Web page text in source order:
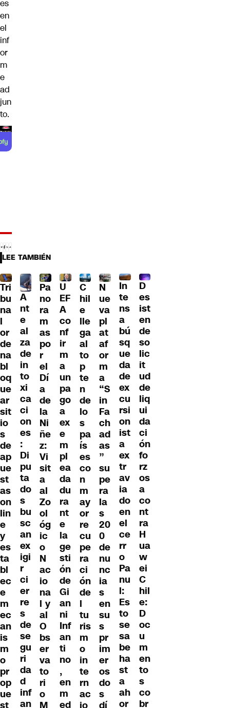
es
en
el
inf
or
m
e
ad
jun
to.
LEE TAMBIÉN
Tri
bu
na
l
or
de
na
bl
oq
ue
ar
sit
io
s
de
ap
ue
st
as
on
lin
e
y
es
ta
bl
ec
e
m
ec
an
is
m
o
pr
op
ue
st
A
nt
e
al
za
de
in
to
xi
ca
ci
on
es
:
Di
pu
ta
do
s
bu
sc
an
ex
igi
r
ci
er
re
s
de
se
gu
ri
da
d
inf
an
Pa
no
ra
m
as
po
r
el
Dí
a
de
la
Ni
ñe
z:
Vi
sit
a
al
Zo
ol
óg
ic
o
N
ac
io
na
l y
al
O
bs
er
va
to
ri
o
M
U
EF
A
co
nf
ir
m
a
un
pa
go
a
ex
e
m
pl
ea
da
du
ra
nt
e
la
ge
sti
ón
de
Gi
an
ni
Inf
an
ti
no
,
en
m
ed
C
hil
e
lle
ga
al
to
p
te
n
de
lo
s
pa
ís
es
co
n
m
ay
or
re
cu
pe
ra
ci
ón
de
l
tu
ris
m
o
in
te
rn
ac
io
N
ue
va
pl
at
af
or
m
a
“S
in
Fa
ch
ad
as
”
su
pe
ra
la
s
20
0
de
nu
nc
ia
s
en
su
s
pr
im
er
os
do
s
dí
In
te
ns
a
bú
sq
ue
da
de
ex
cu
rsi
on
ist
a
ex
tr
av
ia
do
en
el
ce
rr
o
Pa
nu
l:
Es
to
se
sa
be
ha
st
a
ah
or
D
es
ist
en
de
so
lic
it
ud
de
liq
ui
da
ci
ón
fo
rz
os
a
co
nt
ra
H
ua
w
ei
C
hil
e:
D
oc
u
m
en
to
s
co
br